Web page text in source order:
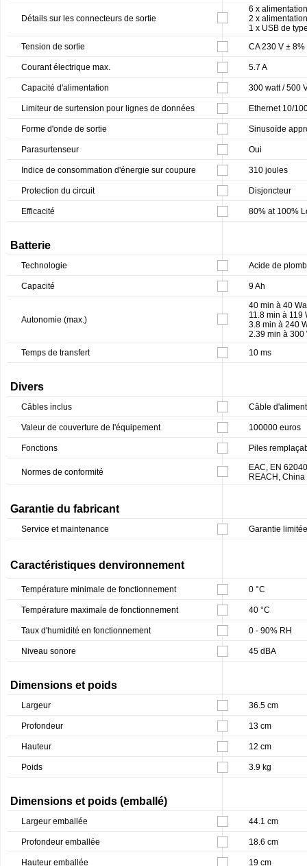
Détails sur les connecteurs de sortie
6 x
2 x
1 x USB de
Tension de sortie
CA 230 V ±
Courant électrique max. 5.7 A
Capacité d'alimentation 300 watt / 500
Limiteur de surtension pour lignes de données Ethernet 10/
Forme d'onde de sortie Sinusoïde
Parasurtenseur Oui
Indice de consommation d'énergie sur coupure 310 joules
Protection du circuit Disjoncteur
Efficacité 80% at 100%
Batterie
Technologie Acide de plomb
Capacité 9 Ah
Autonomie (max.)
40 min à 40
11.8 min à 119
3.8 min à 240
2.39 min à 300
Temps de transfert
10 ms
Divers
Câbles inclus Câble
Valeur de couverture de l'équipement 100000 euros
Fonctions Piles
Normes de conformité
EAC, EN
REACH,
Garantie du fabricant
Service et maintenance Garantie
Caractéristiques denvironnement
Température minimale de fonctionnement 0 °C
Température maximale de fonctionnement 40 °C
Taux d'humidité en fonctionnement 0 - 90% RH
Niveau sonore 45 dBA
Dimensions et poids
Largeur 36.5 cm
Profondeur 13 cm
Hauteur 12 cm
Poids 3.9 kg
Dimensions et poids (emballé)
Largeur emballée 44.1 cm
Profondeur emballée 18.6 cm
Hauteur emballée 19 cm